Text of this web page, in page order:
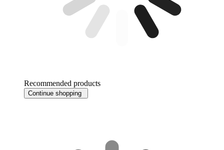
Recommended products
Continue shopping